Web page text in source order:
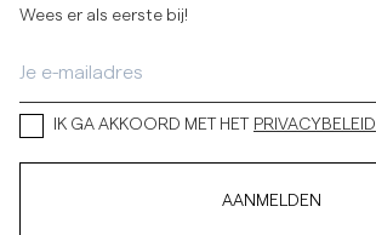
Wees er als eerste bij!
IK GA AKKOORD MET HET PRIVACYBELEID
AANMELDEN